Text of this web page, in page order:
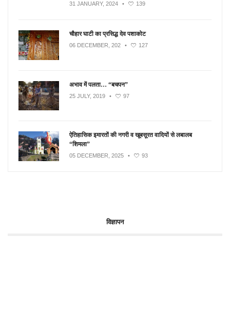
31 JANUARY, 2024 • 139
चौहार घाटी का प्रसिद्ध देव पशाकोट
06 DECEMBER, 202 • 127
अभाव में पलता… “बचपन”
25 JULY, 2019 • 97
ऐतिहासिक इमारतों की नगरी व खूबसूरत वादियों से लबालब
“शिमला”
05 DECEMBER, 2025 • 93
विज्ञापन